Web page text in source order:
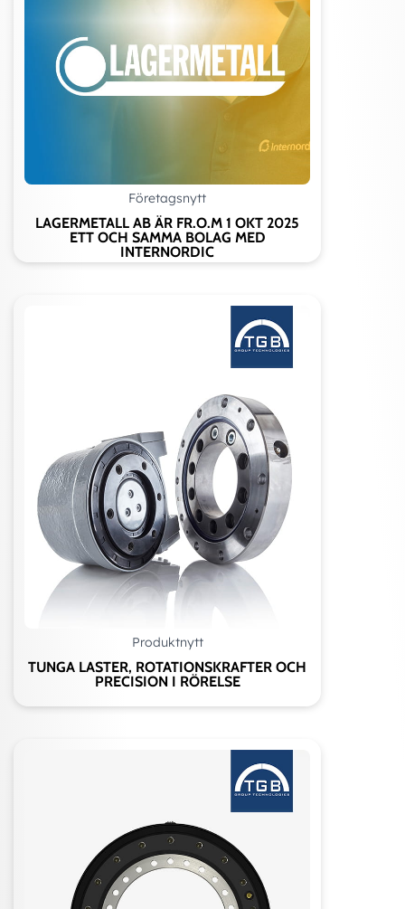
Företagsnytt
LAGERMETALL AB ÄR FR.O.M 1 OKT 2025
ETT OCH SAMMA BOLAG MED
INTERNORDIC
Produktnytt
TUNGA LASTER, ROTATIONSKRAFTER OCH
PRECISION I RÖRELSE